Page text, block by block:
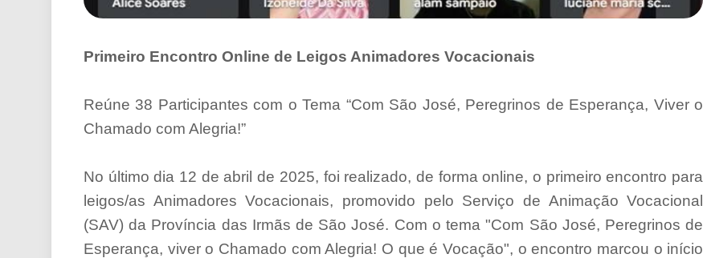
Primeiro Encontro Online de Leigos Animadores Vocacionais
Reúne 38 Participantes com o Tema “Com São José, Peregrinos de Esperança, Viver o
Chamado com Alegria!”
No último dia 12 de abril de 2025, foi realizado, de forma online, o primeiro encontro para
leigos/as Animadores Vocacionais, promovido pelo Serviço de Animação Vocacional
(SAV) da Província das Irmãs de São José. Com o tema "Com São José, Peregrinos de
Esperança, viver o Chamado com Alegria! O que é Vocação", o encontro marcou o início